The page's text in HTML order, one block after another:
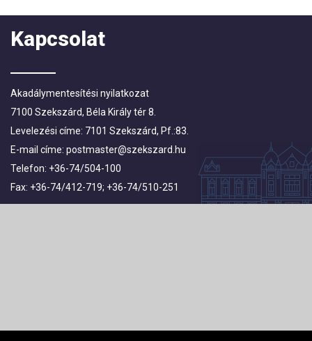
Kapcsolat
Akadálymentesítési nyilatkozat
7100 Szekszárd, Béla Király tér 8.
Levelezési címe: 7101 Szekszárd, Pf.:83.
E-mail címe: postmaster@szekszard.hu
Telefon: +36-74/504-100
Fax: +36-74/412-719; +36-74/510-251